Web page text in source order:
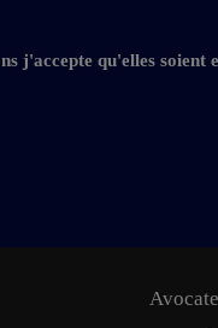
j'accepte qu'elles